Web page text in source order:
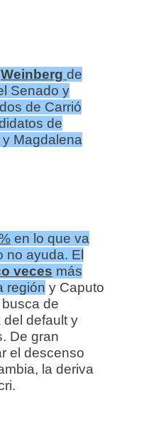
Weinberg de
Senado y
de Carrió
de
Magdalena
en lo que va
no ayuda. El
veces más
región y Caputo
de
default y
De gran
el descenso
la deriva